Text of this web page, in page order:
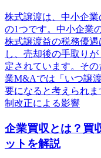
株式譲渡は、中小企
の1つです。中小企業
株式譲渡益の税務優
し、売却後の手取り
定されています。そ
業M&Aでは「いつ譲
要になると考えられ
制改正による影響
企業買収とは？買
ットを解説